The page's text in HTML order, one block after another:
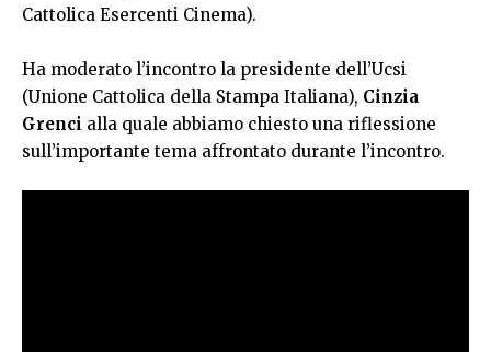
Cattolica Esercenti Cinema).
Ha moderato l’incontro la presidente dell’Ucsi
(Unione Cattolica della Stampa Italiana), Cinzia
Grenci alla quale abbiamo chiesto una riflessione
sull’importante tema affrontato durante l’incontro.